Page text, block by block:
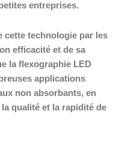
entreprises.
cette technologie par les
efficacité et de sa
la flexographie LED
applications
non absorbants, en
qualité et la rapidité de